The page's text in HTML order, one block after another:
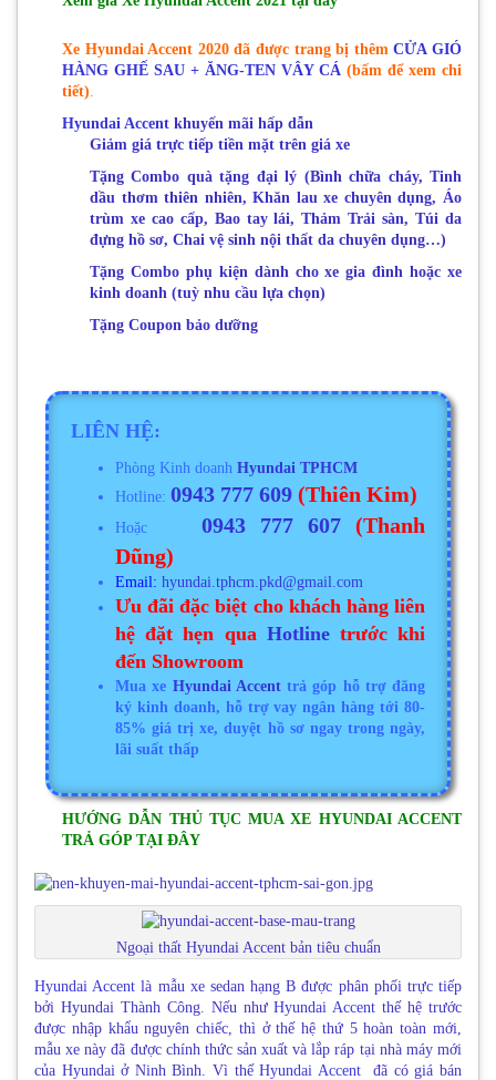
Xe Hyundai Accent 2020đã được trang bị thêmCỬA GIÓ
HÀNG GHẾ SAU + ĂNG-TEN VÂY CÁ (bấm để xem chi
tiết).
Hyundai Accent khuyến mãi hấp dẫn
Giảm giá trực tiếp tiền mặt trên giá xe
Tặng Combo quà tặng đại lý (Bình chữa cháy, Tinh
dầu thơm thiên nhiên, Khăn lau xe chuyên dụng, Áo
trùm xe cao cấp, Bao tay lái, Thảm Trải sàn, Túi da
đựng hồ sơ, Chai vệ sinh nội thất da chuyên dụng…)
Tặng Combo phụ kiện dành cho xe gia đình hoặc xe
kinh doanh (tuỳ nhu cầu lựa chọn)
Tặng Coupon bảo dưỡng
LIÊN HỆ:
Phòng Kinh doanh Hyundai TPHCM
Hotline: 0943 777 609 (Thiên Kim)
Hoặc 0943 777 607 (Thanh
Dũng)
Email: hyundai.tphcm.pkd@gmail.com
Ưu đãi đặc biệt cho khách hàng liên
hệ đặt hẹn qua Hotlinetrước khi
đến Showroom
Mua xe Hyundai Accenttrả góp hỗ trợ đăng
ký kinh doanh, hỗ trợ vay ngân hàng tới 80-
85% giá trị xe, duyệt hồ sơ ngay trong ngày,
lãi suất thấp
HƯỚNG DẪN THỦ TỤC MUA XE HYUNDAI ACCENT
TRẢ GÓP TẠI ĐÂY
Ngoại thất Hyundai Accent bản tiêu chuẩn
Hyundai Accent là mẫu xe sedan hạng B được phân phối trực tiếp
bởi Hyundai Thành Công. Nếu nhưHyundai Accent thế hệ trước
được nhập khẩu nguyên chiếc, thì ở thế hệ thứ 5 hoàn toàn mới,
mẫu xe này đã được chính thức sản xuất và lắp ráp tại nhà máy mới
của Hyundai ở Ninh Bình. Vì thếHyundai Accentđã có giá bán